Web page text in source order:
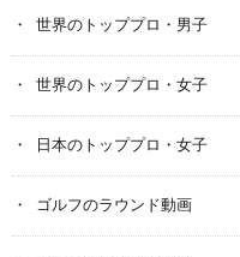
世界のトッププロ・男子
世界のトッププロ・女子
日本のトッププロ・女子
ゴルフのラウンド動画